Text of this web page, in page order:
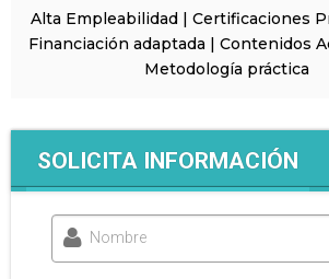
Alta Empleabilidad | Certificaciones
Financiación adaptada | Contenidos
Metodología práctica
SOLICITA INFORMACIÓN
Nombre